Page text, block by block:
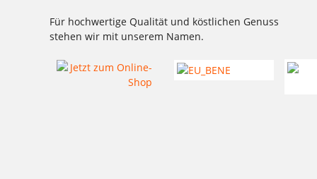
Für hochwertige Qualität und köstlichen Genuss
stehen wir mit unserem Namen.